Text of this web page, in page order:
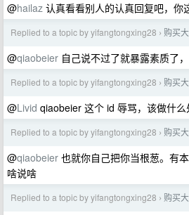
@hailaz 认真看看别人的认真回复吧，你
Replied to a topic by yifangtongxing28 › 购买
@qiaobeier 自己说不过了就暴露素质了
Replied to a topic by yifangtongxing28 › 购买
@Livid qiaobeier 这个 id 辱骂，该做什么
Replied to a topic by yifangtongxing28 › 购买
@qiaobeier 也就你自己把你当根葱。有
啥说啥
Replied to a topic by yifangtongxing28 › 购买